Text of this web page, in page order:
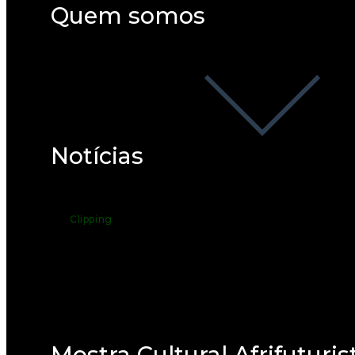
Quem somos
Notícias
Clipping